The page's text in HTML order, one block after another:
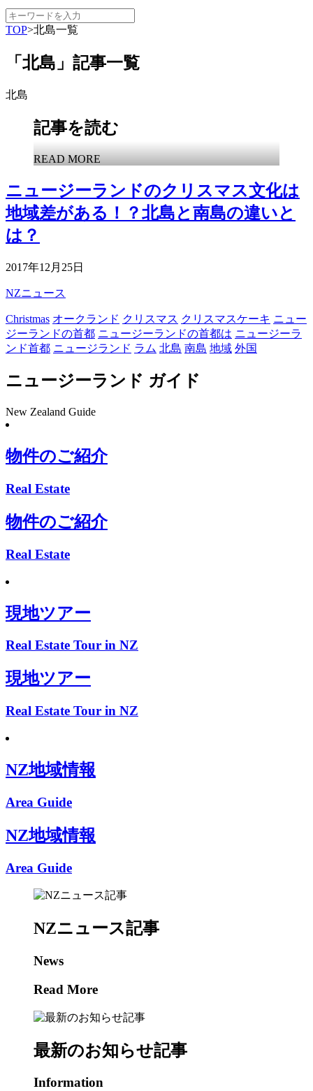
TOP>北島一覧
「北島」記事一覧
北島
記事を読む
READ MORE
ニュージーランドのクリスマス文化は
地域差がある！？北島と南島の違いと
は？
2017年12月25日
NZニュース
Christmas オークランド クリスマス クリスマスケーキ ニュー
ジーランドの首都 ニュージーランドの首都は ニュージーラ
ンド首都 ニュージランド ラム 北島 南島 地域 外国
ニュージーランド ガイド
New Zealand Guide
物件のご紹介
Real Estate
物件のご紹介
Real Estate
現地ツアー
Real Estate Tour in NZ
現地ツアー
Real Estate Tour in NZ
NZ地域情報
Area Guide
NZ地域情報
Area Guide
NZニュース記事
News
Read More
最新のお知らせ記事
Information